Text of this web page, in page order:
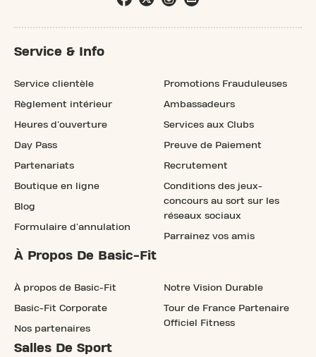
Service & Info
Service clientèle
Règlement intérieur
Heures d'ouverture
Day Pass
Partenariats
Boutique en ligne
Blog
Formulaire d'annulation
Promotions Frauduleuses
Ambassadeurs
Services aux Clubs
Preuve de Paiement
Recrutement
Conditions des jeux-
concours au sort sur les
réseaux sociaux
Parrainez vos amis
À Propos De Basic-Fit
À propos de Basic-Fit
Basic-Fit Corporate
Nos partenaires
Notre Vision Durable
Tour de France Partenaire
Officiel Fitness
Salles De Sport